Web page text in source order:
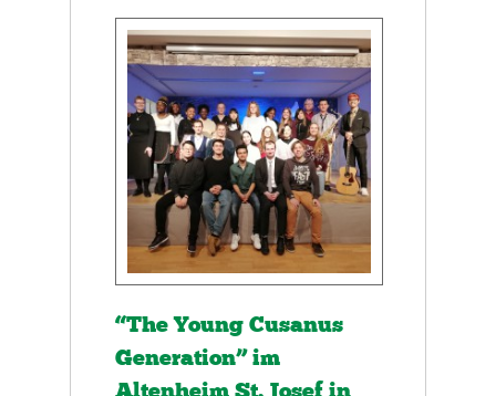
“The Young Cusanus
Generation” im
Altenheim St. Josef in